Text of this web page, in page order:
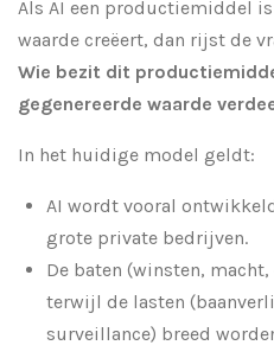
Als AI een productiemiddel
waarde creëert, dan rijst de
Wie bezit dit
gegenereerde waarde
In het huidige model geldt:
AI wordt vooral
grote private bedrijven.
De baten (winsten,
terwijl de lasten
surveillance) breed